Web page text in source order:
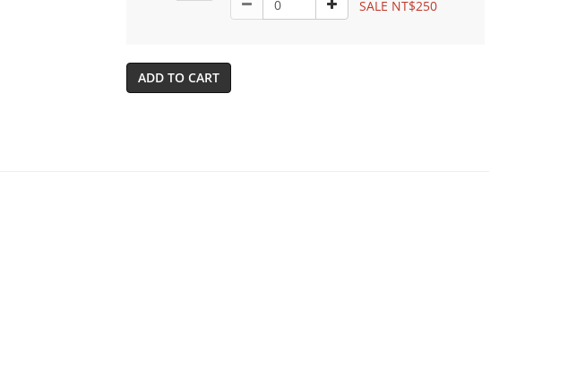
SALE NT$250
ADD TO CART